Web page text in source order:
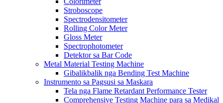
Stroboscope
Spectrodensitometer
Rolling Color Meter
Gloss Meter
Spectrophotometer
Detektor sa Bar Code
Metal Material Testing Machine
Gibalikbalik nga Bending Test Machine
Instrumento sa Pagsusi sa Maskara
Tela nga Flame Retardant Performance Tester
Comprehensive Testing Machine para sa Medikal